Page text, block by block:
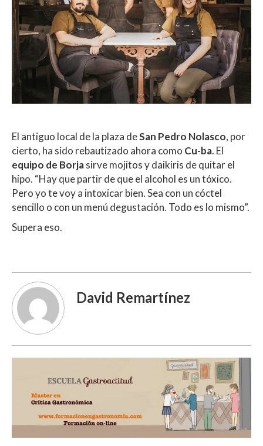
El antiguo local de la plaza deSan Pedro Nolasco, por
cierto, ha sido rebautizado ahora como Cu-ba. El
equipo de Borjasirve mojitos y daikiris de quitar el
hipo. “Hay que partir de que el alcohol es un tóxico.
Pero yo te voy a intoxicar bien. Sea con un cóctel
sencillo o con un menú degustación. Todo es lo mismo”.
Supera eso.
David Remartínez